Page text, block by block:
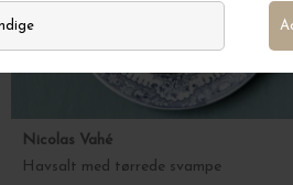
Nicolas Vahé
Havsalt med tørrede svampe